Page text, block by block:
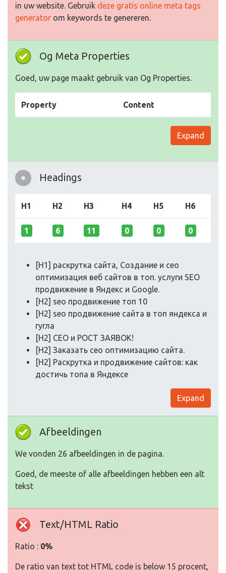
in uw website. Gebruik deze gratis online meta tags
generator om keywords te genereren.
Og Meta Properties
Goed, uw page maakt gebruik van Og Properties.
Property Content
Expand
Headings
H1 H2 H3 H4 H5 H6
1 6 11 0 0 0
[H1] раскрутка cайта, Создание и сео
оптимизация веб сайтов в топ. услуги SEO
продвижение в Яндекс и Google.
[H2] seo продвижение топ 10
[H2] seo продвижение сайта в топ яндекса и
гугла
[H2] СЕО и РОСТ ЗАЯВОК!
[H2] Заказать сео оптимизацию cайта.
[H2] Раскрутка и продвижение сайтов: как
достичь топа в Яндексе
Expand
Afbeeldingen
We vonden 26 afbeeldingen in de pagina.
Goed, de meeste of alle afbeeldingen hebben een alt
tekst
Text/HTML Ratio
Ratio : 0%
De ratio van text tot HTML code is below 15 procent,